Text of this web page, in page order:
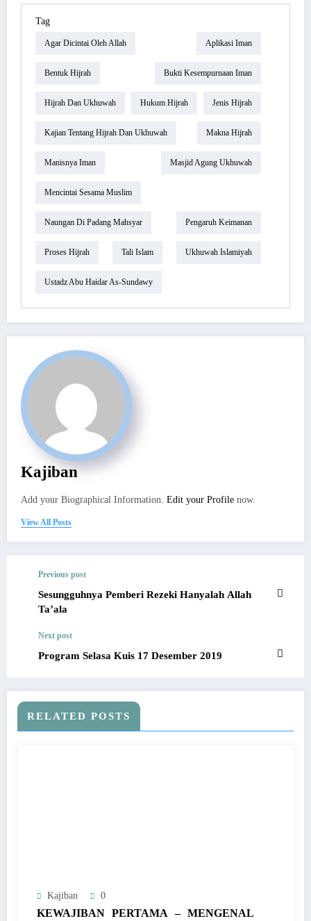
Tag
Agar Dicintai Oleh Allah Aplikasi Iman
Bentuk Hijrah Bukti Kesempurnaan Iman
Hijrah Dan Ukhuwah Hukum Hijrah Jenis Hijrah
Kajian Tentang Hijrah Dan Ukhuwah Makna Hijrah
Manisnya Iman Masjid Agung Ukhuwah
Mencintai Sesama Muslim
Naungan Di Padang Mahsyar Pengaruh Keimanan
Proses Hijrah Tali Islam Ukhuwah Islamiyah
Ustadz Abu Haidar As-Sundawy
Kajiban
Add your Biographical Information. Edit your Profile now.
View All Posts
Previous post
Sesungguhnya Pemberi Rezeki Hanyalah Allah
Ta’ala
Next post
Program Selasa Kuis 17 Desember 2019
RELATED POSTS
Kajiban 0
KEWAJIBAN PERTAMA – MENGENAL